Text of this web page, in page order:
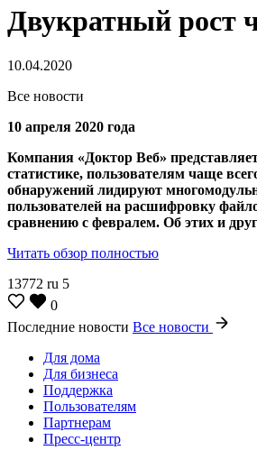
Двукратный рост
10.04.2020
Все новости
10 апреля 2020 года
Компания «Доктор Веб»
статистике, пользователям чаще
обнаружений лидируют
пользователей на расшифровку
сравнению с февралем. Об этих и
Читать обзор полностью
13772 ru 5
0
Последние новости Все новости
Для дома
Для бизнеса
Поддержка
Пользователям
Партнерам
Пресс-центр